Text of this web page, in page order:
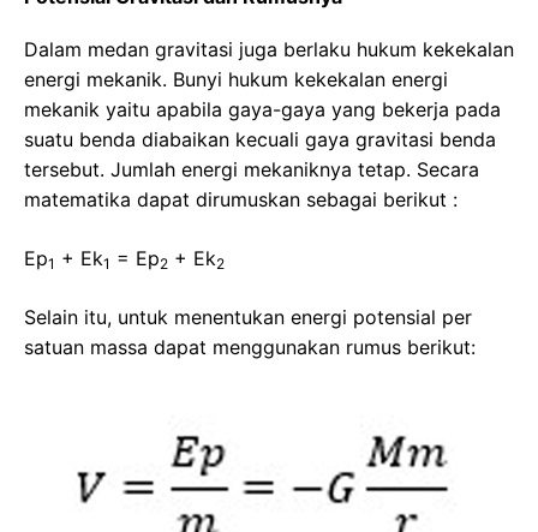
Dalam medan gravitasi juga berlaku hukum kekekalan
energi mekanik. Bunyi hukum kekekalan energi
mekanik yaitu apabila gaya-gaya yang bekerja pada
suatu benda diabaikan kecuali gaya gravitasi benda
tersebut. Jumlah energi mekaniknya tetap. Secara
matematika dapat dirumuskan sebagai berikut :
Ep1 + Ek1 = Ep2 + Ek2
Selain itu, untuk menentukan energi potensial per
satuan massa dapat menggunakan rumus berikut: